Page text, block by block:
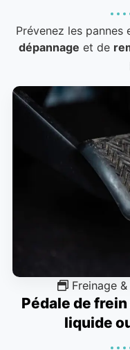
Prévenez les
dépannage et de
Freinage
Pédale de
liquide